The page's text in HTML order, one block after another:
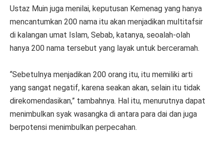
Ustaz Muin juga menilai, keputusan Kemenag yang hanya
mencantumkan 200 nama itu akan menjadikan multitafsir
di kalangan umat Islam, Sebab, katanya, seoalah-olah
hanya 200 nama tersebut yang layak untuk berceramah.
“Sebetulnya menjadikan 200 orang itu, itu memiliki arti
yang sangat negatif, karena seakan akan, selain itu tidak
direkomendasikan,” tambahnya. Hal itu, menurutnya dapat
menimbulkan syak wasangka di antara para dai dan juga
berpotensi menimbulkan perpecahan.